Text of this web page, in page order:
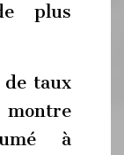
plus
de taux
montre
à